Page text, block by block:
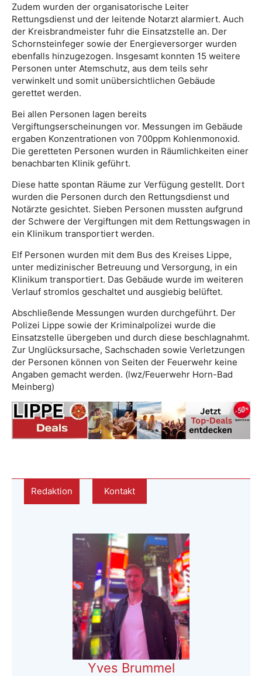
Zudem wurden der organisatorische Leiter
Rettungsdienst und der leitende Notarzt alarmiert. Auch
der Kreisbrandmeister fuhr die Einsatzstelle an. Der
Schornsteinfeger sowie der Energieversorger wurden
ebenfalls hinzugezogen. Insgesamt konnten 15 weitere
Personen unter Atemschutz, aus dem teils sehr
verwinkelt und somit unübersichtlichen Gebäude
gerettet werden.
Bei allen Personen lagen bereits
Vergiftungserscheinungen vor. Messungen im Gebäude
ergaben Konzentrationen von 700ppm Kohlenmonoxid.
Die geretteten Personen wurden in Räumlichkeiten einer
benachbarten Klinik geführt.
Diese hatte spontan Räume zur Verfügung gestellt. Dort
wurden die Personen durch den Rettungsdienst und
Notärzte gesichtet. Sieben Personen mussten aufgrund
der Schwere der Vergiftungen mit dem Rettungswagen in
ein Klinikum transportiert werden.
Elf Personen wurden mit dem Bus des Kreises Lippe,
unter medizinischer Betreuung und Versorgung, in ein
Klinikum transportiert. Das Gebäude wurde im weiteren
Verlauf stromlos geschaltet und ausgiebig belüftet.
Abschließende Messungen wurden durchgeführt. Der
Polizei Lippe sowie der Kriminalpolizei wurde die
Einsatzstelle übergeben und durch diese beschlagnahmt.
Zur Unglücksursache, Sachschaden sowie Verletzungen
der Personen können von Seiten der Feuerwehr keine
Angaben gemacht werden. (lwz/Feuerwehr Horn-Bad
Meinberg)
Redaktion Kontakt
Yves Brummel